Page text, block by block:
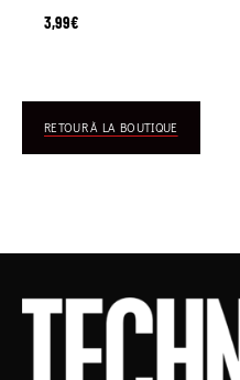
3,99€
RETOUR À LA BOUTIQUE